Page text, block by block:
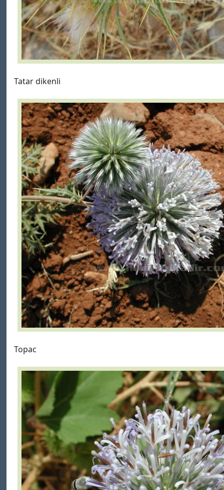
Tatar dikenli
Topac